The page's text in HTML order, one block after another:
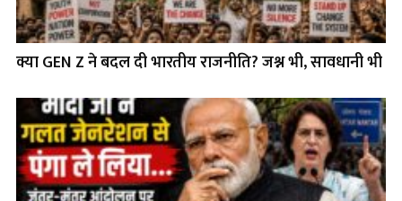
क्या GEN Z ने बदल दी भारतीय राजनीति? जश्न भी, सावधानी भी